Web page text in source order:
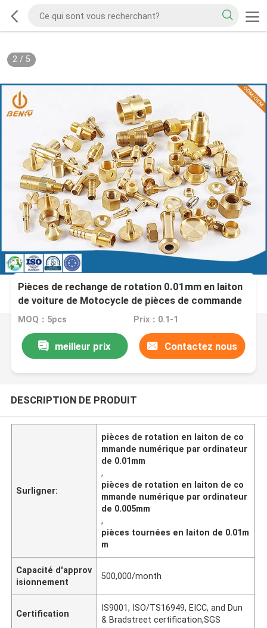
2/ 5
Pièces de rechange de rotation 0.01mm en laiton
de voiture de Motocycle de pièces de commande
numérique par ordinateur de la tolérance
0.005mm
MOQ：5pcs Prix：0.1-1
meilleur prix Contactez nous
DESCRIPTION DE PRODUIT
Surligner:
pièces de rotation en laiton de co
mmande numérique par ordinateur
de 0.01mm
,
pièces de rotation en laiton de co
mmande numérique par ordinateur
de 0.005mm
,
pièces tournées en laiton de 0.01m
m
Capacité d'approv
isionnement
500,000/month
Certification
IS9001, ISO/TS16949, EICC, and Dun
& Bradstreet certification,SGS